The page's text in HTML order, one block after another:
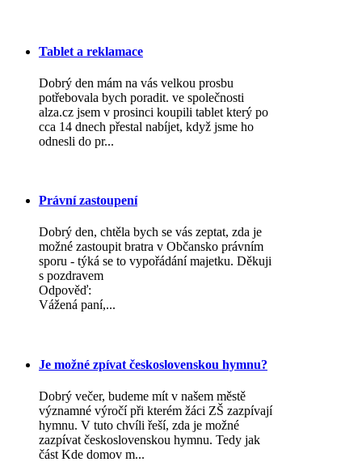
Tablet a reklamace
Dobrý den mám na vás velkou prosbu
potřebovala bych poradit. ve společnosti
alza.cz jsem v prosinci koupili tablet který po
cca 14 dnech přestal nabíjet, když jsme ho
odnesli do pr...
Právní zastoupení
Dobrý den, chtěla bych se vás zeptat, zda je
možné zastoupit bratra v Občansko právním
sporu - týká se to vypořádání majetku. Děkuji
s pozdravem
Odpověď:
Vážená paní,...
Je možné zpívat československou hymnu?
Dobrý večer, budeme mít v našem městě
významné výročí při kterém žáci ZŠ zazpívají
hymnu. V tuto chvíli řeší, zda je možné
zazpívat československou hymnu. Tedy jak
část Kde domov m...